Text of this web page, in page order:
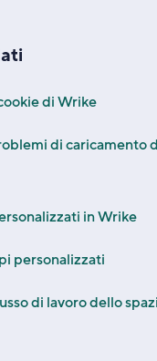
di Wrike
di caricamento
in Wrike
personalizzati
di lavoro dello